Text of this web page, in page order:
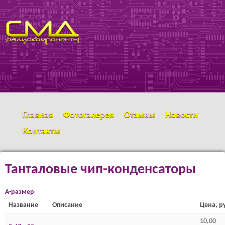
Перейти к основному
содержанию
SMD
РАДИОКОМПОНЕНТЫ
Главная Фотогалерея Отзывы
Новости
Контакты
Танталовые чип-конденсаторы
А-размер
Название
Описание Цена,
10,00